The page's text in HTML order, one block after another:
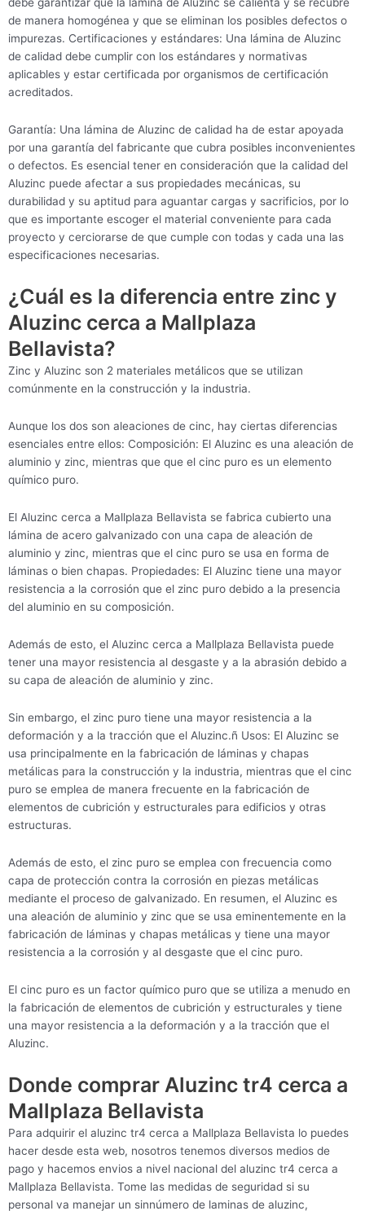
debe garantizar que la lámina de Aluzinc se calienta y se recubre
de manera homogénea y que se eliminan los posibles defectos o
impurezas. Certificaciones y estándares: Una lámina de Aluzinc
de calidad debe cumplir con los estándares y normativas
aplicables y estar certificada por organismos de certificación
acreditados.
Garantía: Una lámina de Aluzinc de calidad ha de estar apoyada
por una garantía del fabricante que cubra posibles inconvenientes
o defectos. Es esencial tener en consideración que la calidad del
Aluzinc puede afectar a sus propiedades mecánicas, su
durabilidad y su aptitud para aguantar cargas y sacrificios, por lo
que es importante escoger el material conveniente para cada
proyecto y cerciorarse de que cumple con todas y cada una las
especificaciones necesarias.
¿Cuál es la diferencia entre zinc y
Aluzinc cerca a Mallplaza
Bellavista?
Zinc y Aluzinc son 2 materiales metálicos que se utilizan
comúnmente en la construcción y la industria.
Aunque los dos son aleaciones de cinc, hay ciertas diferencias
esenciales entre ellos: Composición: El Aluzinc es una aleación de
aluminio y zinc, mientras que que el cinc puro es un elemento
químico puro.
El Aluzinc cerca a Mallplaza Bellavista se fabrica cubierto una
lámina de acero galvanizado con una capa de aleación de
aluminio y zinc, mientras que el cinc puro se usa en forma de
láminas o bien chapas. Propiedades: El Aluzinc tiene una mayor
resistencia a la corrosión que el zinc puro debido a la presencia
del aluminio en su composición.
Además de esto, el Aluzinc cerca a Mallplaza Bellavista puede
tener una mayor resistencia al desgaste y a la abrasión debido a
su capa de aleación de aluminio y zinc.
Sin embargo, el zinc puro tiene una mayor resistencia a la
deformación y a la tracción que el Aluzinc.ñ Usos: El Aluzinc se
usa principalmente en la fabricación de láminas y chapas
metálicas para la construcción y la industria, mientras que el cinc
puro se emplea de manera frecuente en la fabricación de
elementos de cubrición y estructurales para edificios y otras
estructuras.
Además de esto, el zinc puro se emplea con frecuencia como
capa de protección contra la corrosión en piezas metálicas
mediante el proceso de galvanizado. En resumen, el Aluzinc es
una aleación de aluminio y zinc que se usa eminentemente en la
fabricación de láminas y chapas metálicas y tiene una mayor
resistencia a la corrosión y al desgaste que el cinc puro.
El cinc puro es un factor químico puro que se utiliza a menudo en
la fabricación de elementos de cubrición y estructurales y tiene
una mayor resistencia a la deformación y a la tracción que el
Aluzinc.
Donde comprar Aluzinc tr4 cerca a
Mallplaza Bellavista
Para adquirir el aluzinc tr4 cerca a Mallplaza Bellavista lo puedes
hacer desde esta web, nosotros tenemos diversos medios de
pago y hacemos envios a nivel nacional del aluzinc tr4 cerca a
Mallplaza Bellavista. Tome las medidas de seguridad si su
personal va manejar un sinnúmero de laminas de aluzinc,